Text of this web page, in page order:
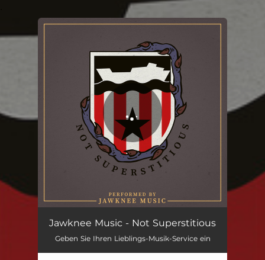
You're all set!
Not Superstitious 03:45
Jawknee Music - Not Superstitious
Geben Sie Ihren Lieblings-Musik-Service ein